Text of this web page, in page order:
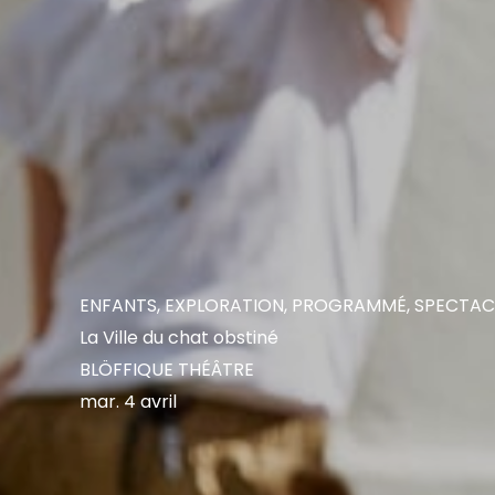
ENFANTS,EXPLORATION, PROGRAMMÉ,
La Ville du chat obstiné
BLÖFFIQUE THÉÂTRE
mar. 4 avril